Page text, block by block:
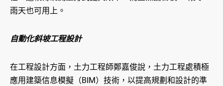
雨天也可用上。
自動化斜坡工程設計
在工程設計方面，土力工程師鄭嘉俊說，土力工程處積極
應用建築信息模擬（BIM）技術，以提高規劃和設計的準